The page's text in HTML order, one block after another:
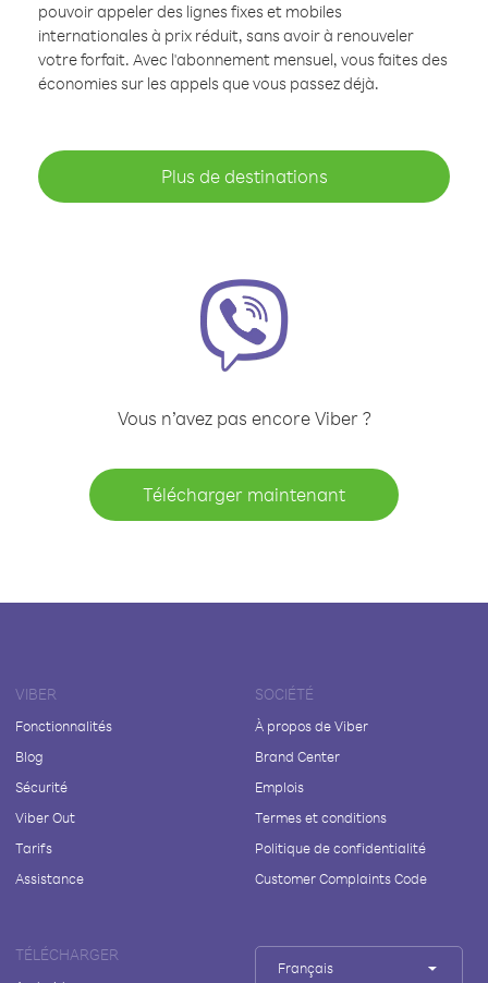
pouvoir appeler des lignes fixes et mobiles
internationales à prix réduit, sans avoir à renouveler
votre forfait. Avec l'abonnement mensuel, vous faites des
économies sur les appels que vous passez déjà.
Plus de destinations
Vous n’avez pas encore Viber ?
Télécharger maintenant
VIBER
Fonctionnalités
Blog
Sécurité
Viber Out
Tarifs
Assistance
SOCIÉTÉ
À propos de Viber
Brand Center
Emplois
Termes et conditions
Politique de confidentialité
Customer Complaints Code
TÉLÉCHARGER
Français